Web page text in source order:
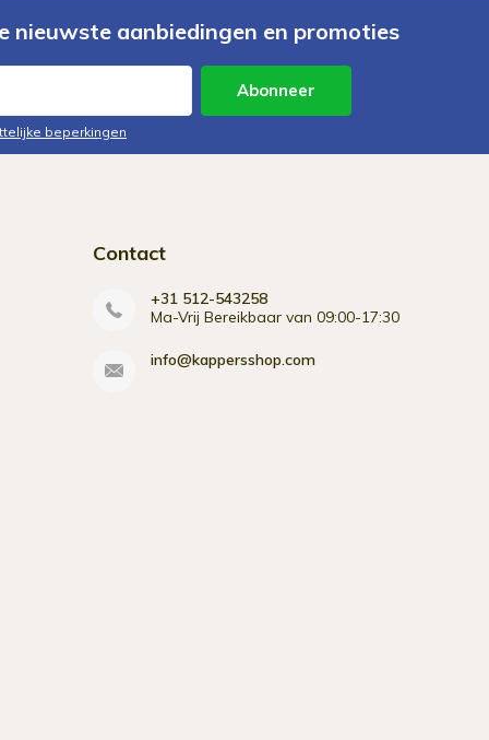
nieuwste aanbiedingen en promoties
Abonneer
beperkingen
Contact
+31 512-543258
Ma-Vrij Bereikbaar van 09:00-17:30
info@kappersshop.com